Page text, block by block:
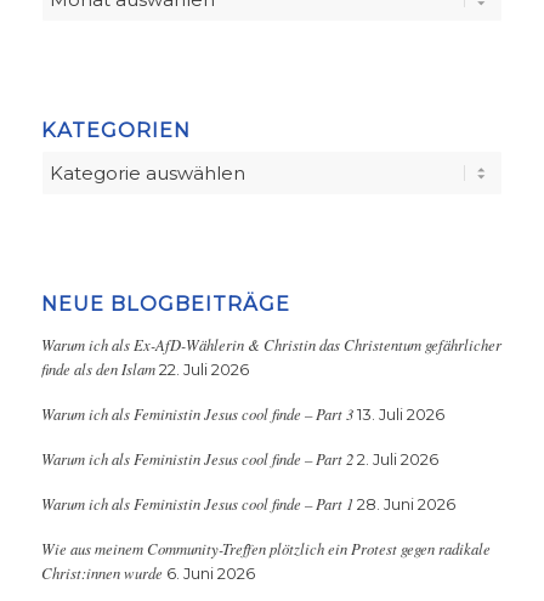
KATEGORIEN
Kategorien
NEUE BLOGBEITRÄGE
Warum ich als Ex-AfD-Wählerin & Christin das Christentum gefährlicher
finde als den Islam 22. Juli 2026
Warum ich als Feministin Jesus cool finde – Part 3 13. Juli 2026
Warum ich als Feministin Jesus cool finde – Part 2 2. Juli 2026
Warum ich als Feministin Jesus cool finde – Part 1 28. Juni 2026
Wie aus meinem Community-Treffen plötzlich ein Protest gegen radikale
Christ:innen wurde 6. Juni 2026